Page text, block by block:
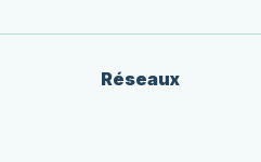
Réseaux